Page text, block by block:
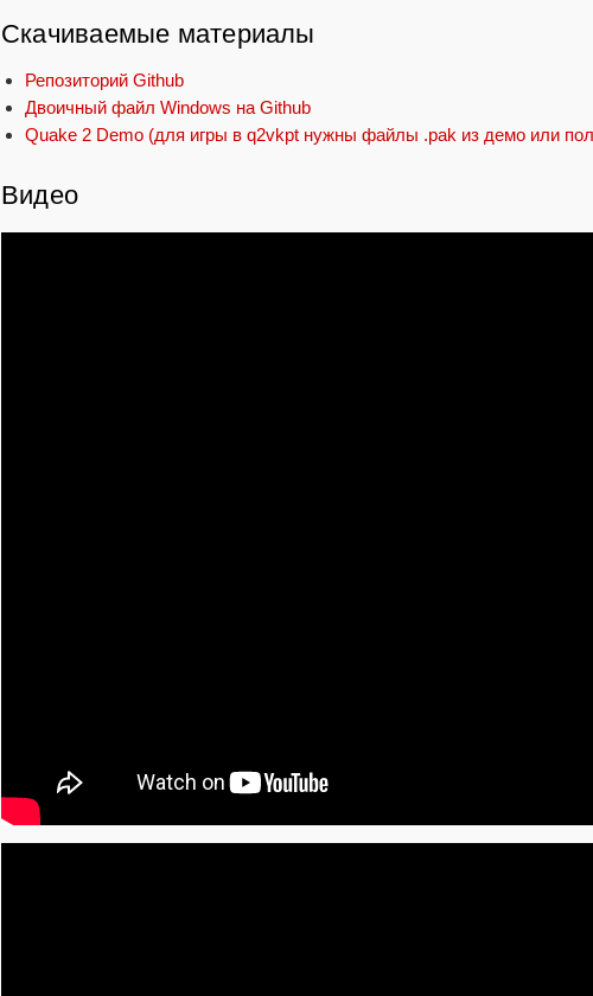
Скачиваемые материалы
Репозиторий Github
Двоичный файл Windows на Github
Quake 2 Demo (для игры в q2vkpt нужны файлы .pak из демо или
Видео